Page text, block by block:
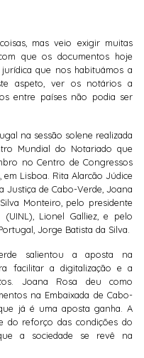
mas veio exigir muitas
que os documentos hoje
que nos habituámos a
aspeto, ver os notários a
entre países não podia ser
na sessão solene realizada
Mundial do Notariado que
no Centro de Congressos
em Lisboa. Rita Alarcão Júdice
Justiça de Cabo-Verde, Joana
Monteiro, pelo presidente
Lionel Galliez, e pelo
Jorge Batista da Silva.
salientou a aposta na
facilitar a digitalização e a
Joana Rosa deu como
na Embaixada de Cabo-
já é uma aposta ganha. A
do reforço das condições do
a sociedade se revê na